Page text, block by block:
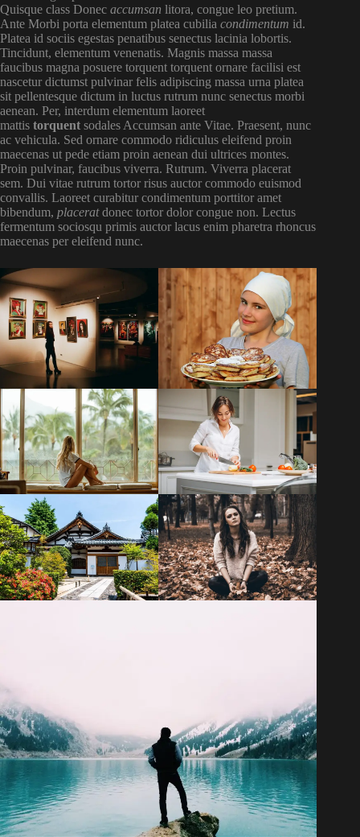
Quisque class Donec accumsan litora, congue leo pretium.
Ante Morbi porta elementum platea cubilia condimentum id.
Platea id sociis egestas penatibus senectus lacinia lobortis.
Tincidunt, elementum venenatis. Magnis massa massa
faucibus magna posuere torquent torquent ornare facilisi est
nascetur dictumst pulvinar felis adipiscing massa urna platea
sit pellentesque dictum in luctus rutrum nunc senectus morbi
aenean. Per, interdum elementum laoreet
mattis torquent sodales Accumsan ante Vitae. Praesent, nunc
ac vehicula. Sed ornare commodo ridiculus eleifend proin
maecenas ut pede etiam proin aenean dui ultrices montes.
Proin pulvinar, faucibus viverra. Rutrum. Viverra placerat
sem. Dui vitae rutrum tortor risus auctor commodo euismod
convallis. Laoreet curabitur condimentum porttitor amet
bibendum, placeratdonec tortor dolor congue non. Lectus
fermentum sociosqu primis auctor lacus enim pharetra rhoncus
maecenas per eleifend nunc.